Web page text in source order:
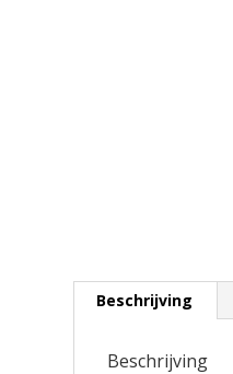
Beschrijving
Beschrijving